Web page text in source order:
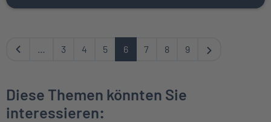
3 4 5 6 7 8 9
Diese Themen könnten Sie
interessieren: